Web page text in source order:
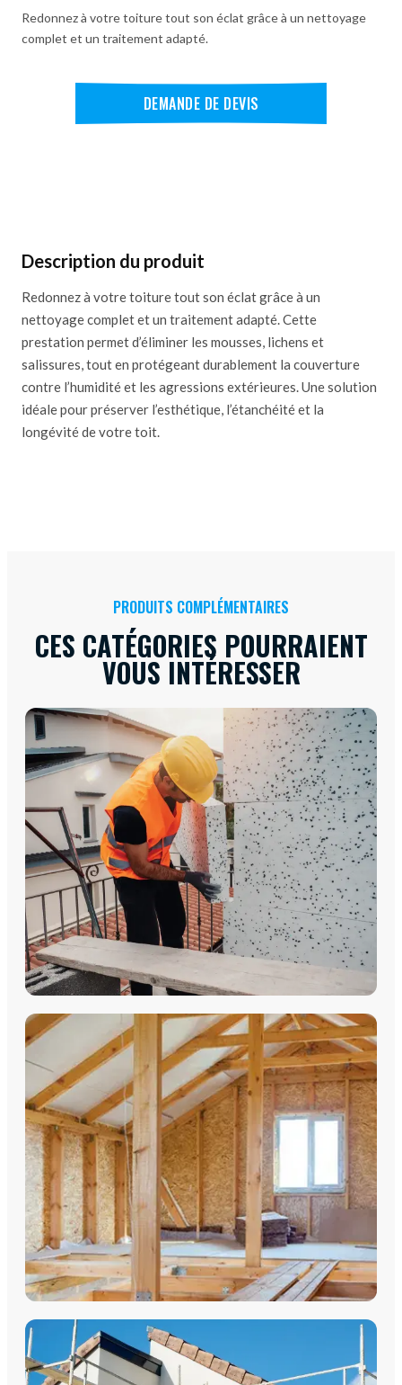
Redonnez à votre toiture tout son éclat grâce à un nettoyage
complet et un traitement adapté.
DEMANDE DE DEVIS
Description du produit
Redonnez à votre toiture tout son éclat grâce à un
nettoyage complet et un traitement adapté. Cette
prestation permet d’éliminer les mousses, lichens et
salissures, tout en protégeant durablement la couverture
contre l’humidité et les agressions extérieures. Une solution
idéale pour préserver l’esthétique, l’étanchéité et la
longévité de votre toit.
PRODUITS COMPLÉMENTAIRES
CES CATÉGORIES POURRAIENT
VOUS INTÉRESSER
ITE
Isolation Thermique par l'Extérieur systèmes Armaterm et
Editherm — enduit organique ou minéral, agréés CSTB.
DÉCOUVRIR
ISOLATION DE COMBLE
Isolation des combles perdus en laine de roche soufflée —
économies jusqu'à 30%.